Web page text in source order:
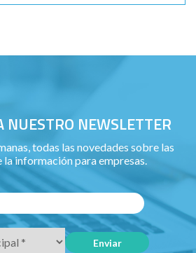
NUESTRO NEWSLETTER
todas las novedades sobre las
información para empresas.